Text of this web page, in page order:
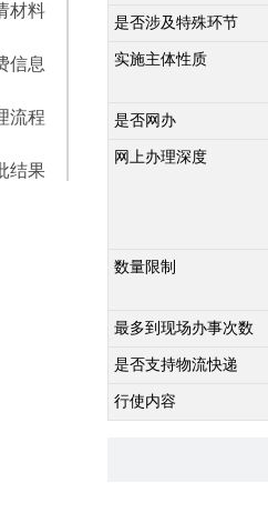
材料
信息
流程
结果
是否涉及特殊环节
实施主体性质
是否网办
网上办理深度
数量限制
最多到现场办事次数
是否支持物流快递
行使内容